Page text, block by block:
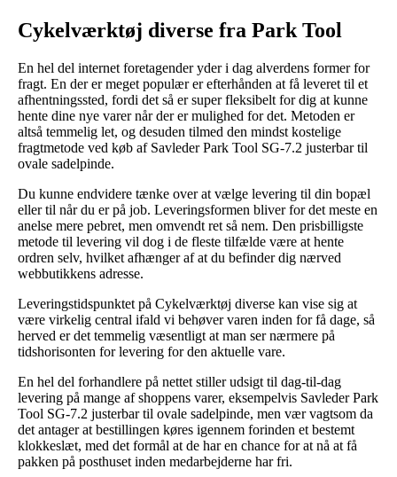
Cykelværktøj diverse fra Park Tool
En hel del internet foretagender yder i dag alverdens former for
fragt. En der er meget populær er efterhånden at få leveret til et
afhentningssted, fordi det så er super fleksibelt for dig at kunne
hente dine nye varer når der er mulighed for det. Metoden er
altså temmelig let, og desuden tilmed den mindst kostelige
fragtmetode ved køb af Savleder Park Tool SG-7.2 justerbar til
ovale sadelpinde.
Du kunne endvidere tænke over at vælge levering til din bopæl
eller til når du er på job. Leveringsformen bliver for det meste en
anelse mere pebret, men omvendt ret så nem. Den prisbilligste
metode til levering vil dog i de fleste tilfælde være at hente
ordren selv, hvilket afhænger af at du befinder dig nærved
webbutikkens adresse.
Leveringstidspunktet på Cykelværktøj diverse kan vise sig at
være virkelig central ifald vi behøver varen inden for få dage, så
herved er det temmelig væsentligt at man ser nærmere på
tidshorisonten for levering for den aktuelle vare.
En hel del forhandlere på nettet stiller udsigt til dag-til-dag
levering på mange af shoppens varer, eksempelvis Savleder Park
Tool SG-7.2 justerbar til ovale sadelpinde, men vær vagtsom da
det antager at bestillingen køres igennem forinden et bestemt
klokkeslæt, med det formål at de har en chance for at nå at få
pakken på posthuset inden medarbejderne har fri.